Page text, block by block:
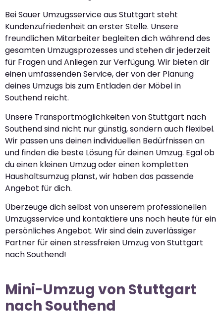
Bei Sauer Umzugsservice aus Stuttgart steht
Kundenzufriedenheit an erster Stelle. Unsere
freundlichen Mitarbeiter begleiten dich während des
gesamten Umzugsprozesses und stehen dir jederzeit
für Fragen und Anliegen zur Verfügung. Wir bieten dir
einen umfassenden Service, der von der Planung
deines Umzugs bis zum Entladen der Möbel in
Southend reicht.
Unsere Transportmöglichkeiten von Stuttgart nach
Southend sind nicht nur günstig, sondern auch flexibel.
Wir passen uns deinen individuellen Bedürfnissen an
und finden die beste Lösung für deinen Umzug. Egal ob
du einen kleinen Umzug oder einen kompletten
Haushaltsumzug planst, wir haben das passende
Angebot für dich.
Überzeuge dich selbst von unserem professionellen
Umzugsservice und kontaktiere uns noch heute für ein
persönliches Angebot. Wir sind dein zuverlässiger
Partner für einen stressfreien Umzug von Stuttgart
nach Southend!
Mini-Umzug von Stuttgart
nach Southend